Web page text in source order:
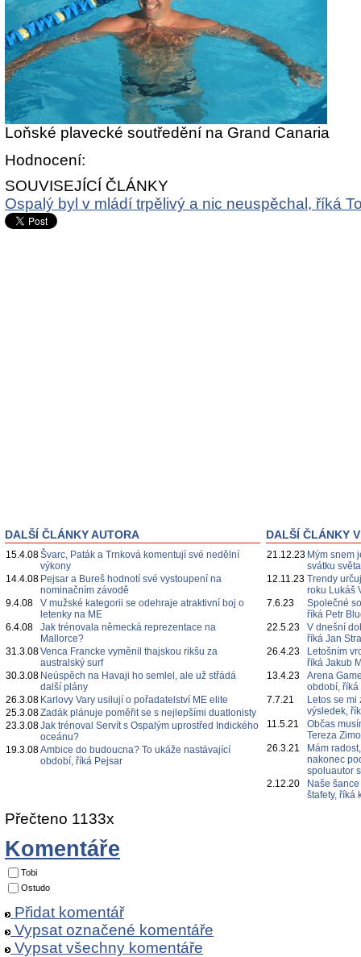
Loňské plavecké soutředění na Grand Canaria
Hodnocení:
SOUVISEJÍCÍ ČLÁNKY
Ospalý byl v mládí trpělivý a nic neuspěchal, říká
DALŠÍ ČLÁNKY AUTORA
15.4.08Švarc, Paták a Trnková komentují své nedělní
výkony
14.4.08 Pejsar a Bureš hodnotí své vystoupení na
nominačním závodě
9.4.08
V mužské kategorii se odehraje atraktivní boj o
letenky na ME
6.4.08
Jak trénovala německá reprezentace na
Mallorce?
31.3.08Venca Francke vyměnil thajskou rikšu za
australský surf
30.3.08 Neúspěch na Havaji ho semlel, ale už střádá
další plány
26.3.08 Karlovy Vary usilují o pořadatelství ME elite
25.3.08Zadák plánuje poměřit se s nejlepšími duatlonisty
23.3.08Jak trénoval Servít s Ospalým uprostřed Indického
oceánu?
19.3.08Ambice do budoucna? To ukáže nastávající
období, říká Pejsar
DALŠÍ ČLÁNKY
21.12.23 Mým snem
svátku
12.11.23 Trendy
roku Lukáš
7.6.23
Společné
říká Petr
22.5.23
V dnešní
říká Jan
26.4.23
Letošním
říká Jakub
13.4.23
Arena
období,
7.7.21
Letos se
výsledek,
11.5.21
Občas
Tereza
26.3.21
Mám
nakonec
spoluautor
2.12.20
Naše
štafety, říká
Přečteno 1133x
Komentáře
Tobi
Ostudo
Přidat komentář
Vypsat označené komentáře
Vypsat všechny komentáře